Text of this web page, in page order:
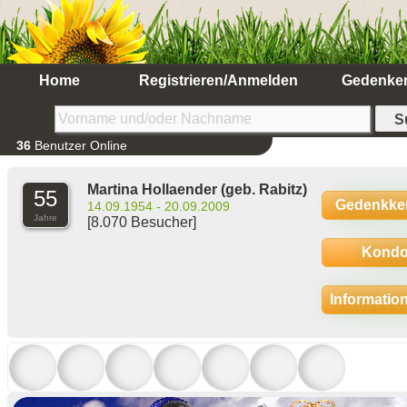
Home Registrieren/Anmelden
36 Benutzer Online
55
Jahre
Martina Hollaender (geb. Rabitz)
14.09.1954 - 20.09.2009
[8.070 Besucher]